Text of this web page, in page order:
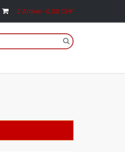
0Artikel - 0,00 CHF